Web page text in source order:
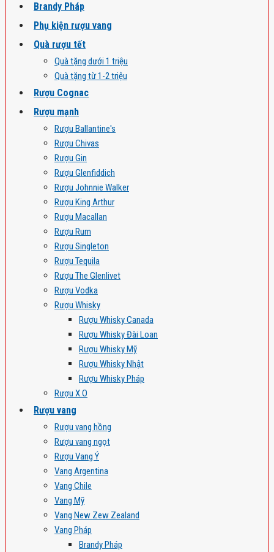
Brandy Pháp
Phụ kiện rượu vang
Quà rượu tết
Quà tặng dưới 1 triệu
Quà tặng từ 1-2 triệu
Rượu Cognac
Rượu mạnh
Rượu Ballantine's
Rượu Chivas
Rượu Gin
Rượu Glenfiddich
Rượu Johnnie Walker
Rượu King Arthur
Rượu Macallan
Rượu Rum
Rượu Singleton
Rượu Tequila
Rượu The Glenlivet
Rượu Vodka
Rượu Whisky
Rượu Whisky Canada
Rượu Whisky Đài Loan
Rượu Whisky Mỹ
Rượu Whisky Nhật
Rượu Whisky Pháp
Rượu X.O
Rượu vang
Rượu vang hồng
Rượu vang ngọt
Rượu Vang Ý
Vang Argentina
Vang Chile
Vang Mỹ
Vang New Zew Zealand
Vang Pháp
Brandy Pháp